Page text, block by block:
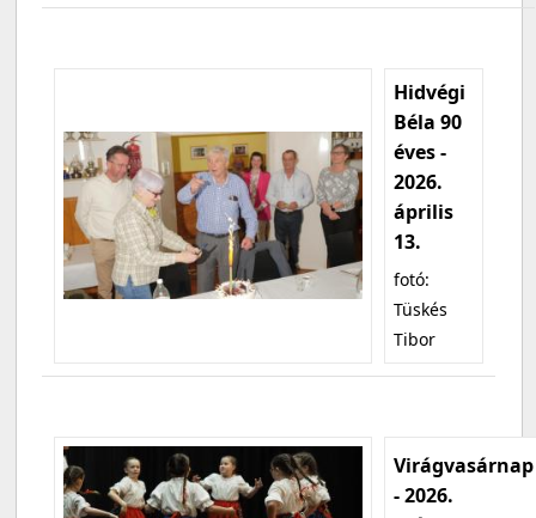
Hidvégi
Béla 90
éves -
2026.
április
13.
fotó:
Tüskés
Tibor
Virágvasárnap
- 2026.